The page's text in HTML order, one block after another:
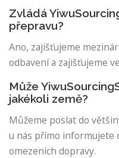
Zvládá
přepravu?
Ano, zajišťujeme
odbavení a zajišťujeme
Může
jakékoli země?
Můžeme poslat do
u nás přímo informujete
omezeních dopravy.